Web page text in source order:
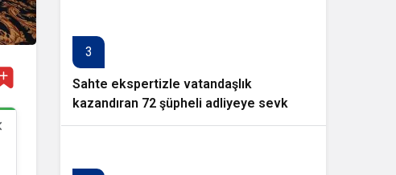
3
Sahte ekspertizle vatandaşlık
kazandıran 72 şüpheli adliyeye sevk
edildi